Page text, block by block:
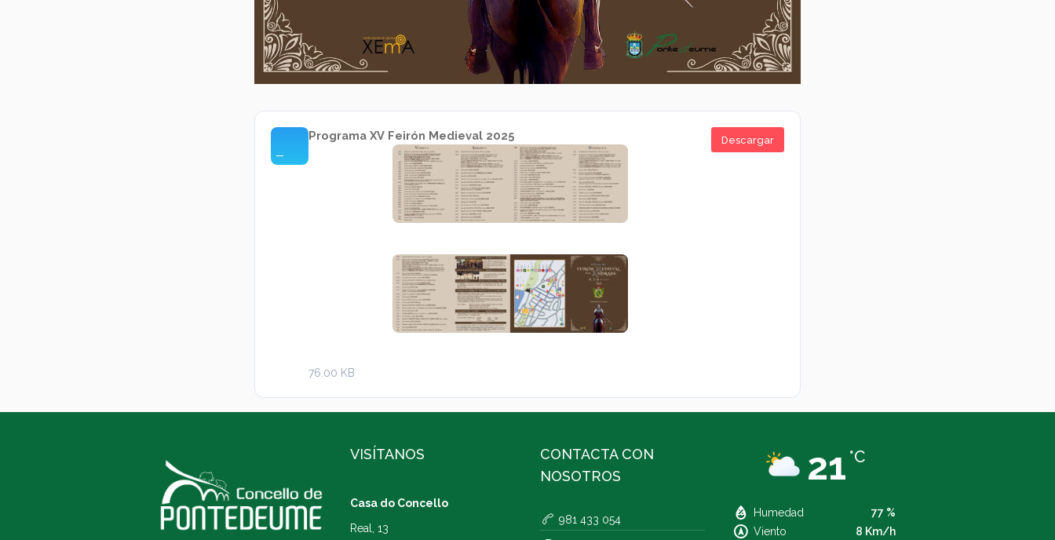
Programa XV Feirón Medieval 2025
76.00 KB
Descargar
VISÍTANOS
Casa do Concello
Real, 13
CONTACTA CON
NOSOTROS
981 433 054
21 °C
Humedad
77 %
Viento
8 Km/h